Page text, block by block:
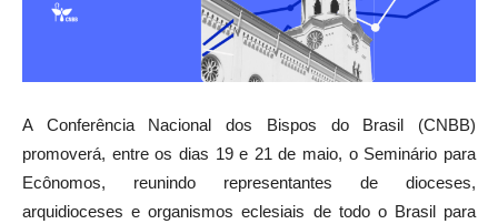
A Conferência Nacional dos Bispos do Brasil (CNBB)
promoverá, entre os dias 19 e 21 de maio, o Seminário para
Ecônomos, reunindo representantes de dioceses,
arquidioceses e organismos eclesiais de todo o Brasil para